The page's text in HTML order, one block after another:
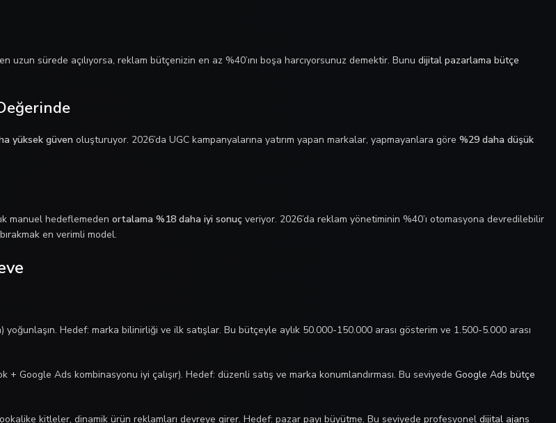
uzun sürede açılıyorsa, reklam bütçenizin en az %40’ını boşa harcıyorsunuz demektir. Bunu dijital pazarlama bütçe
yüksek güven oluşturuyor. 2026’da UGC kampanyalarına yatırım yapan markalar, yapmayanlara göre %29 daha düşük
manuel hedeflemeden ortalama %18 daha iyi sonuç veriyor. 2026’da reklam yönetiminin %40’ı otomasyona devredilebilir
en verimli model.
Hedef: marka bilinirliği ve ilk satışlar. Bu bütçeyle aylık 50.000-150.000 arası gösterim ve 1.500-5.000 arası
+ Google Ads kombinasyonu iyi çalışır). Hedef: düzenli satış ve marka konumlandırması. Bu seviyede Google Ads bütçe
kitleler, dinamik ürün reklamları devreye girer. Hedef: pazar payı büyütme. Bu seviyede profesyonel dijital ajans